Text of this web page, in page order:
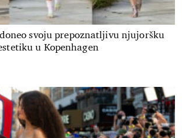
svoju prepoznatljivu njujoršku
u Kopenhagen